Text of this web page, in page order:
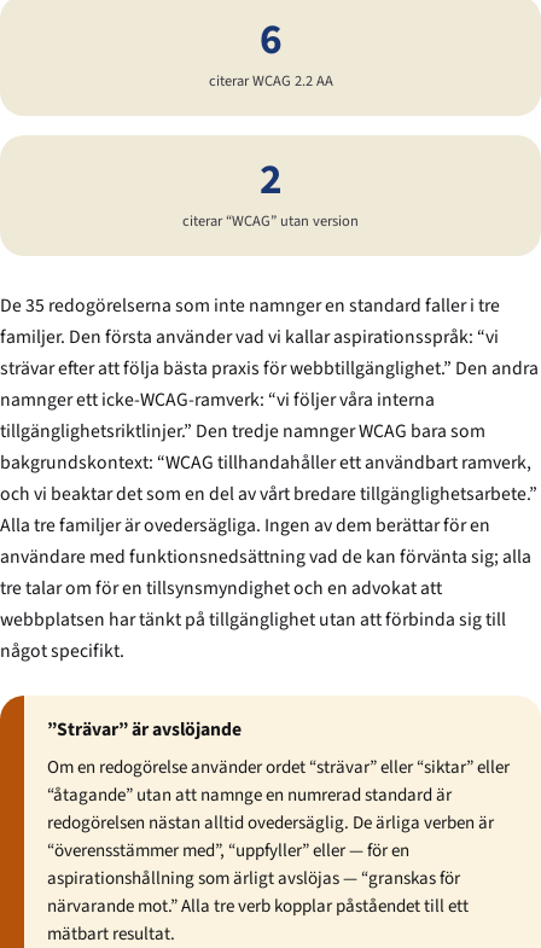
6
citerar WCAG 2.2 AA
2
citerar “WCAG” utan version
De 35 redogörelserna som inte namnger en standard faller i tre
familjer. Den första använder vad vi kallaraspirationsspråk: “vi
strävar efter att följa bästa praxis för webbtillgänglighet.” Den andra
namnger ett icke-WCAG-ramverk: “vi följer våra interna
tillgänglighetsriktlinjer.” Den tredje namnger WCAG bara som
bakgrundskontext: “WCAG tillhandahåller ett användbart ramverk,
och vi beaktar det som en del av vårt bredare tillgänglighetsarbete.”
Alla tre familjer är ovedersägliga. Ingen av dem berättar för en
användare med funktionsnedsättning vad de kan förvänta sig; alla
tre talar om för en tillsynsmyndighet och en advokat att
webbplatsen har tänkt på tillgänglighet utan att förbinda sig till
något specifikt.
”Strävar” är avslöjande
Om en redogörelse använder ordet “strävar” eller “siktar” eller
“åtagande” utan att namnge en numrerad standard är
redogörelsen nästan alltid ovedersäglig. De ärliga verben är
“överensstämmer med”, “uppfyller” eller — för en
aspirationshållning som ärligt avslöjas — “granskas för
närvarande mot.” Alla tre verb kopplar påståendet till ett
mätbart resultat.